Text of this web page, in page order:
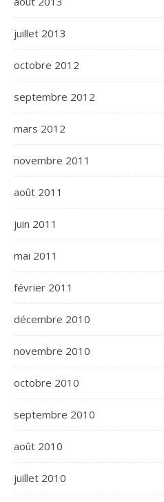
juillet 2013
octobre 2012
septembre 2012
mars 2012
novembre 2011
août 2011
juin 2011
mai 2011
février 2011
décembre 2010
novembre 2010
octobre 2010
septembre 2010
août 2010
juillet 2010